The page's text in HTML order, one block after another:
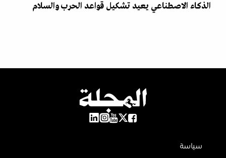
الذكاء الاصطناعي يعيد تشكيل قواعد الحرب والسلام
سياسة